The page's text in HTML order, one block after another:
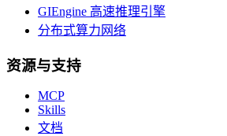
GIEngine 高速推理引擎
分布式算力网络
资源与支持
MCP
Skills
文档